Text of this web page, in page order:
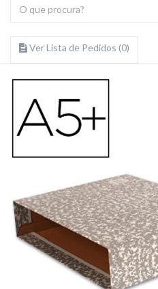
Ver Lista de Pedidos (0)